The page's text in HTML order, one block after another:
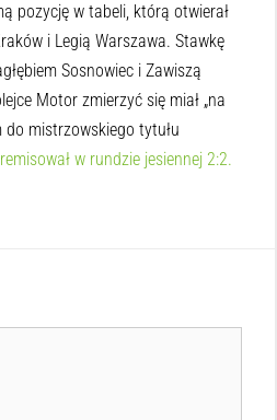
pozycję w tabeli, którą otwierał
i Legią Warszawa. Stawkę
Sosnowiec i Zawiszą
Motor zmierzyć się miał „na
do mistrzowskiego tytułu
w rundzie jesiennej 2:2.